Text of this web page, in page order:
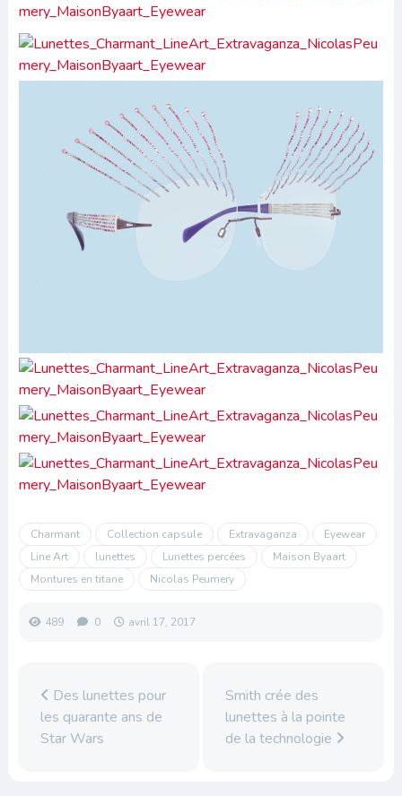
Charmant Collection capsule Extravaganza
Eyewear
Line Art
lunettes Lunettes percées
Maison Byaart
Montures en titane
Nicolas Peumery
489 0 avril 17, 2017
Des lunettes pour
les quarante ans de
Star Wars
Smith crée des
lunettes à la pointe
de la technologie